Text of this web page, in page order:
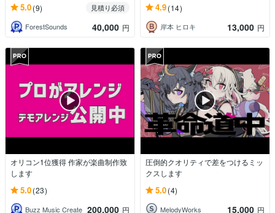
5.0(9)
見積り必須
ForestSounds
40,000 円
4.9(14)
岸本 ヒロキ 13,000 円
オリコン1位獲得 作家が楽曲制作致
します
5.0(23)
Buzz Music Create 200,000 円
圧倒的クオリティで差をつけるミッ
クスします
5.0(4)
MelodyWorks 15,000 円